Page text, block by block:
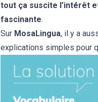
tout ça suscite l’intérêt
fascinante.
Sur MosaLingua, il y a
explications simples pour